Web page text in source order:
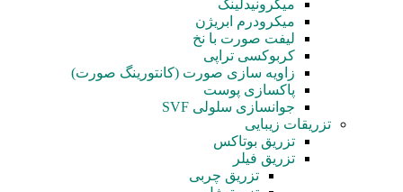
میکرونیدلینگ
میکرودرم ابریژن
لیفت صورت با نخ
کربوکسی تراپی
زاویه سازی صورت (کانتورینگ صورت)
پاکسازی پوست
جوانسازی سلولی SVF
تزریقات زیبایی
تزریق بوتاکس
تزریق فیلر
تزریق چربی